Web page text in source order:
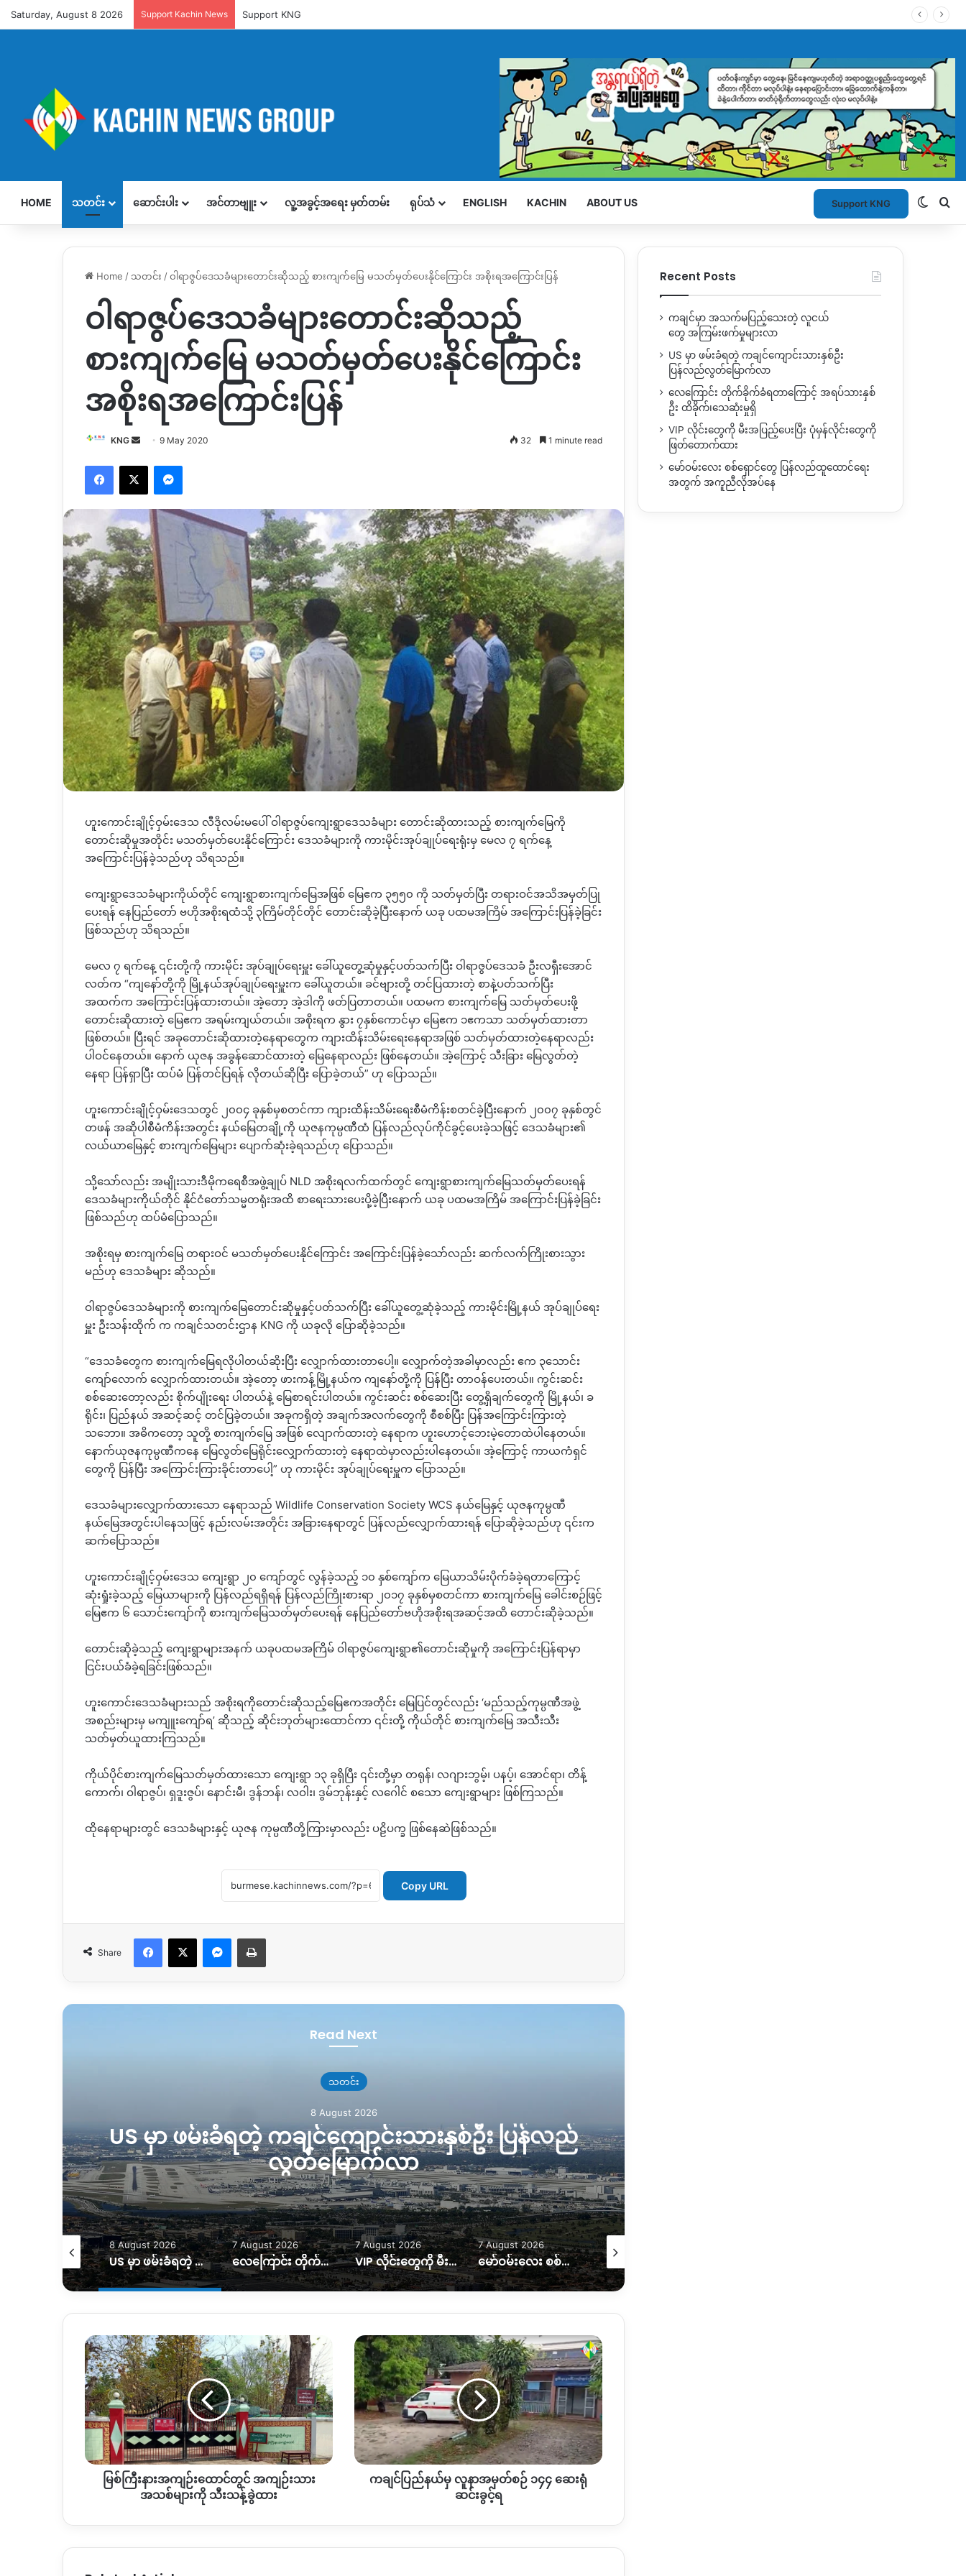
Saturday, August 8 2026 Support Kachin News Support KNG
HOME သတင်း ဆောင်းပါး အင်တာဗျူး လူ့အခွင့်အရေး မှတ်တမ်း ရုပ်သံ ENGLISH KACHIN ABOUT US Support KNG
Home / သတင်း /ဝါရာဇွပ်ဒေသခံများတောင်းဆိုသည့် စားကျက်မြေ မသတ်မှတ်ပေးနိုင်ကြောင်း အစိုးရအကြောင်းပြန်
ဝါရာဇွပ်ဒေသခံများတောင်းဆိုသည့်
စားကျက်မြေ မသတ်မှတ်ပေးနိုင်ကြောင်း
အစိုးရအကြောင်းပြန်
KNG
Send9 May 2020 32 1 minute read
Facebook
X Messenger
ဟူးကောင်းချိုင့်ဝှမ်းဒေသ လီဒိုလမ်းမပေါ် ဝါရာဇွပ်ကျေးရွာဒေသခံများ တောင်းဆိုထားသည့် စားကျက်မြေကို
တောင်းဆိုမှုအတိုင်း မသတ်မှတ်ပေးနိုင်ကြောင်း ဒေသခံများကို ကားမိုင်းအုပ်ချုပ်ရေးရုံးမှ မေလ ၇ ရက်နေ့
အကြောင်းပြန်ခဲ့သည်ဟု သိရသည်။
ကျေးရွာဒေသခံများကိုယ်တိုင် ကျေးရွာစားကျက်မြေအဖြစ် မြေဧက ၃၅၅၀ ကို သတ်မှတ်ပြီး တရားဝင်အသိအမှတ်ပြု
ပေးရန် နေပြည်တော် ဗဟိုအစိုးရထံသို့ ၃ကြိမ်တိုင်တိုင် တောင်းဆိုခဲ့ပြီးနောက် ယခု ပထမအကြိမ် အကြောင်းပြန်ခဲ့ခြင်း
ဖြစ်သည်ဟု သိရသည်။
မေလ ၇ ရက်နေ့ ၎င်းတို့ကို ကားမိုင်း အုပ်ချုပ်ရေးမှူး ခေါ်ယူတွေ့ဆုံမှုနှင့်ပတ်သက်ပြီး ဝါရာဇွပ်ဒေသခံ ဦးလရှီးအောင်
လတ်က “ကျနော်တို့ကို မြို့နယ်အုပ်ချုပ်ရေးမှူးက ခေါ်ယူတယ်။ ခင်ဗျားတို့ တင်ပြထားတဲ့ စာနဲ့ပတ်သက်ပြီး
အထက်က အကြောင်းပြန်ထားတယ်။ အဲ့တော့ အဲ့ဒါကို ဖတ်ပြတာတယ်။ ပထမက စားကျက်မြေ သတ်မှတ်ပေးဖို့
တောင်းဆိုထားတဲ့ မြေဧက အရမ်းကျယ်တယ်။ အစိုးရက နွား ၇နှစ်ကောင်မှာ မြေဧက ၁ဧကသာ သတ်မှတ်ထားတာ
ဖြစ်တယ်။ ပြီးရင် အခုတောင်းဆိုထားတဲ့နေရာတွေက ကျားထိန်းသိမ်းရေးနေရာအဖြစ် သတ်မှတ်ထားတဲ့နေရာလည်း
ပါဝင်နေတယ်။ နောက် ယုဇန အခွန်ဆောင်ထားတဲ့ မြေနေရာလည်း ဖြစ်နေတယ်။ အဲ့ကြောင့် သီးခြား မြေလွတ်တဲ့
နေရာ ပြန်ရှာပြီး ထပ်မံ ပြန်တင်ပြရန် လိုတယ်ဆိုပြီး ပြောခဲ့တယ်” ဟု ပြောသည်။
ဟူးကောင်းချိုင့်ဝှမ်းဒေသတွင် ၂၀၀၄ ခုနှစ်မှစတင်ကာ ကျားထိန်းသိမ်းရေးစီမံကိန်းစတင်ခဲ့ပြီးနောက် ၂၀၀၇ ခုနှစ်တွင်
တဖန် အဆိုပါစီမံကိန်းအတွင်း နယ်မြေတချို့ကို ယုဇနကုမ္ပဏီထံ ပြန်လည်လုပ်ကိုင်ခွင့်ပေးခဲ့သဖြင့် ဒေသခံများ၏
လယ်ယာမြေနှင့် စားကျက်မြေများ ပျောက်ဆုံးခဲ့ရသည်ဟု ပြောသည်။
သို့သော်လည်း အမျိုးသားဒီမိုကရေစီအဖွဲ့ချုပ် NLD အစိုးရလက်ထက်တွင် ကျေးရွာစားကျက်မြေသတ်မှတ်ပေးရန်
ဒေသခံများကိုယ်တိုင် နိုင်ငံတော်သမ္မတရုံးအထိ စာရေးသားပေးပို့ခဲ့ပြီးနောက် ယခု ပထမအကြိမ် အကြောင်းပြန်ခဲ့ခြင်း
ဖြစ်သည်ဟု ထပ်မံပြောသည်။
အစိုးရမှ စားကျက်မြေ တရားဝင် မသတ်မှတ်ပေးနိုင်ကြောင်း အကြောင်းပြန်ခဲ့သော်လည်း ဆက်လက်ကြိုးစားသွား
မည်ဟု ဒေသခံများ ဆိုသည်။
ဝါရာဇွပ်ဒေသခံများကို စားကျက်မြေတောင်းဆိုမှုနှင့်ပတ်သက်ပြီး ခေါ်ယူတွေ့ဆုံခဲ့သည့် ကားမိုင်းမြို့နယ် အုပ်ချုပ်ရေး
မှူး ဦးသန်းထိုက် က ကချင်သတင်းဌာန KNG ကို ယခုလို ပြောဆိုခဲ့သည်။
“ဒေသခံတွေက စားကျက်မြေရလိုပါတယ်ဆိုးပြီး လျှောက်ထားတာပေါ့။ လျှောက်တဲ့အခါမှာလည်း ဧက ၃သောင်း
ကျော်လောက် လျှောက်ထားတယ်။ အဲ့တော့ ဖားကန့်မြို့နယ်က ကျနော်တို့ကို ပြန်ပြီး တာဝန်ပေးတယ်။ ကွင်းဆင်း
စစ်ဆေးတော့လည်း စိုက်ပျိုးရေး ပါတယ်နဲ့ မြေစာရင်းပါတယ်။ ကွင်းဆင်း စစ်ဆေးပြီး တွေ့ရှိချက်တွေကို မြို့နယ်၊ ခ
ရိုင်း၊ ပြည်နယ် အဆင့်ဆင့် တင်ပြခဲ့တယ်။ အခုကရှိတဲ့ အချက်အလက်တွေကို စီစစ်ပြီး ပြန်အကြောင်းကြားတဲ့
သဘော။ အဓိကတော့ သူတို့ စားကျက်မြေ အဖြစ် လျောက်ထားတဲ့ နေရာက ဟူးဟောင့်ဘေးမဲ့တောထဲပါနေတယ်။
နောက်ယုဇနကုမ္ပဏီကနေ မြေလွတ်မြေရိုင်းလျှောက်ထားတဲ့ နေရာထဲမှာလည်းပါနေတယ်။ အဲ့ကြောင့် ကာယကံရှင်
တွေကို ပြန်ပြီး အကြောင်းကြားခိုင်းတာပေါ့” ဟု ကားမိုင်း အုပ်ချုပ်ရေးမှူက ပြောသည်။
ဒေသခံများလျှောက်ထားသော နေရာသည် Wildlife Conservation Society WCS နယ်မြေနှင့် ယုဇနကုမ္ပဏီ
နယ်မြေအတွင်းပါနေသဖြင့် နည်းလမ်းအတိုင်း အခြားနေရာတွင် ပြန်လည်လျှောက်ထားရန် ပြောဆိုခဲ့သည်ဟု ၎င်းက
ဆက်ပြောသည်။
ဟူးကောင်းချိုင့်ဝှမ်းဒေသ ကျေးရွာ ၂၀ ကျော်တွင် လွန်ခဲ့သည့် ၁၀ နှစ်ကျော်က မြေယာသိမ်းပိုက်ခံခဲ့ရတာကြောင့်
ဆုံးရှုံးခဲ့သည့် မြေယာများကို ပြန်လည်ရရှိရန် ပြန်လည်ကြိုးစားရာ ၂၀၁၇ ခုနှစ်မှစတင်ကာ စားကျက်မြေ ခေါင်းစဉ်ဖြင့်
မြေဧက ၆ သောင်းကျော်ကို စားကျက်မြေသတ်မှတ်ပေးရန် နေပြည်တော်ဗဟိုအစိုးရအဆင့်အထိ တောင်းဆိုခဲ့သည်။
တောင်းဆိုခဲ့သည့် ကျေးရွာများအနက် ယခုပထမအကြိမ် ဝါရာဇွပ်ကျေးရွာ၏တောင်းဆိုမှုကို အကြောင်းပြန်ရာမှာ
ငြင်းပယ်ခံခဲ့ရခြင်းဖြစ်သည်။
ဟူးကောင်းဒေသခံများသည် အစိုးရကိုတောင်းဆိုသည့်မြေဧကအတိုင်း မြေပြင်တွင်လည်း ‘မည်သည့်ကုမ္ပဏီအဖွဲ့
အစည်းများမှ မကျူးကျော်ရ’ ဆိုသည့် ဆိုင်းဘုတ်များထောင်ကာ ၎င်းတို့ ကိုယ်တိုင် စားကျက်မြေ အသီးသီး
သတ်မှတ်ယူထားကြသည်။
ကိုယ်ပိုင်စားကျက်မြေသတ်မှတ်ထားသော ကျေးရွာ ၁၃ ခုရှိပြီး ၎င်းတို့မှာ တရုန်၊ လဂျားဘွမ့်၊ ပနပ့်၊ အောင်ရာ၊ တိန့်
ကောက်၊ ဝါရာဇွပ်၊ ရှဒူးဇွပ်၊ နောင်းမီ၊ ဒွန်ဘန်၊ လဝါး၊ ဒွမ်ဘုန်းနှင့် လဂေါင် စသော ကျေးရွာများ ဖြစ်ကြသည်။
ထိုနေရာများတွင် ဒေသခံများနှင့် ယုဇန ကုမ္ပဏီတို့ကြားမှာလည်း ပဠိပက္ခ ဖြစ်နေဆဲဖြစ်သည်။
Copy URL
Share
Facebook
X Messenger
Print
Read Next
သတင်း
8 August 2026
US မှာ ဖမ်းခံရတဲ့ ကချင်ကျောင်းသားနှစ်ဦး ပြန်လည်
လွတ်မြောက်လာ
ကချင်မှာ အသက်မပြည့်သေးတဲ့ လူငယ်တွေ အကြမ်းဖက်မှုများလာ
8 August 2026
US မှာ ဖမ်းခံရတဲ့ ကချင်ကျောင်းသားနှစ်ဦး ပြန်လည်လွတ်မြောက်လာ
7 August 2026
လေကြောင်း တိုက်ခိုက်ခံရတာကြောင့် အရပ်သားနှစ်ဦး ထိခိုက်၊သေဆုံးမှုရှိ
7 August 2026
VIP လိုင်းတွေကို မီးအပြည့်ပေးပြီး ပုံမှန်လိုင်းတွေကို ဖြတ်တောက်ထား
7 August 2026
မော်ဝမ်းလေး စစ်ရှောင်တွေ ပြန်လည်ထူထောင်ရေးအတွက် အကူညီလိုအပ်နေ
6 August 2026
မြစ်
ကြီး
နား
အကျဉ်းထောင်
တွင်
အကျဉ်းသား
အသစ်
ကို
သီးသန့်မြစ်ကြီးနားအကျဉ်းထောင်တွင် အကျဉ်းသား
အသစ်များကို သီးသန့်ခွဲထား
ကချင်ပြည်နယ်
မှ
လူနာ
အမှတ်
စဉ်
၁၄၄
ဆေးရုံ
ဆင်း
ခွင့်
ကချင်ပြည်နယ်မှ လူနာအမှတ်စဉ် ၁၄၄ ဆေးရုံ
ဆင်းခွင့်ရ
Recent Posts
ကချင်မှာ အသက်မပြည့်သေးတဲ့ လူငယ်
တွေ အကြမ်းဖက်မှုများလာ
US မှာ ဖမ်းခံရတဲ့ ကချင်ကျောင်းသားနှစ်ဦး
ပြန်လည်လွတ်မြောက်လာ
လေကြောင်း တိုက်ခိုက်ခံရတာကြောင့် အရပ်သားနှစ်
ဦး ထိခိုက်၊သေဆုံးမှုရှိ
VIP လိုင်းတွေကို မီးအပြည့်ပေးပြီး ပုံမှန်လိုင်းတွေကို
ဖြတ်တောက်ထား
မော်ဝမ်းလေး စစ်ရှောင်တွေ ပြန်လည်ထူထောင်ရေး
အတွက် အကူညီလိုအပ်နေ